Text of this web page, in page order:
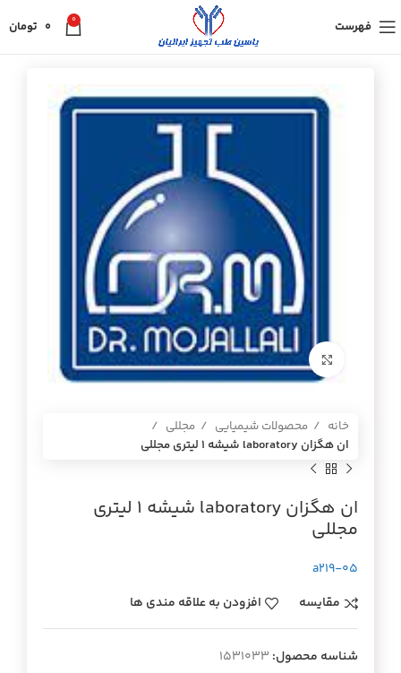
فهرست 0
0 تومان
برای بزرگنمایی کلیک کنید
خانه محصولات شیمیایی
مجللی
ان هگزان laboratory شيشه 1 ليتري مجللي
ان هگزان laboratory شيشه 1 ليتري
مجللي
a219-05
مقایسه
افزودن به علاقه مندی ها
شناسه محصول: 1531033